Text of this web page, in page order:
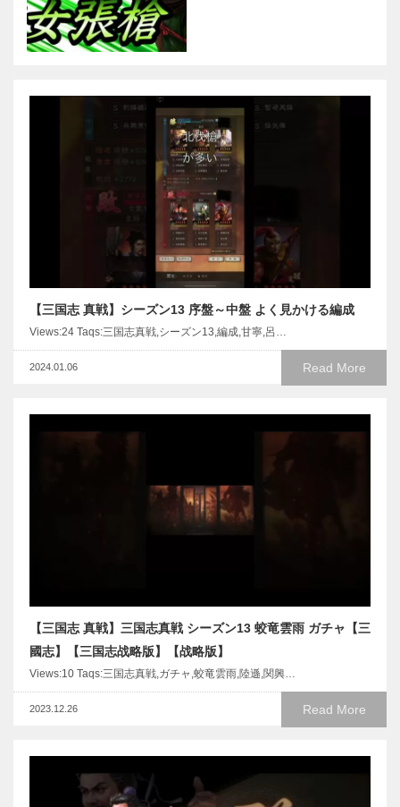
【三国志 真戦】シーズン13 序盤～中盤 よく見かける編成
Views:24 Taqs:三国志真戦,シーズン13,編成,甘寧,呂…
Read More
2024.01.06
【三国志 真戦】三国志真戦 シーズン13 蛟竜雲雨 ガチャ【三
國志】【三国志战略版】【战略版】
Views:10 Taqs:三国志真戦,ガチャ,蛟竜雲雨,陸遜,関興…
Read More
2023.12.26